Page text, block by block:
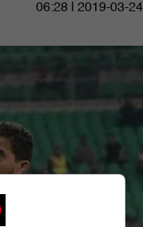
06:28 | 2019-03-24